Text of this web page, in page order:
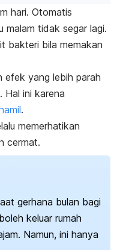
hari. Otomatis
malam tidak segar lagi.
bakteri bila memakan
efek yang lebih parah
Hal ini karena
.
memerhatikan
cermat.
gerhana bulan bagi
keluar rumah
Namun, ini hanya